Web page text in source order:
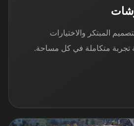
المبتكر والاختيارات
تجربة متكاملة في كل مساحة.